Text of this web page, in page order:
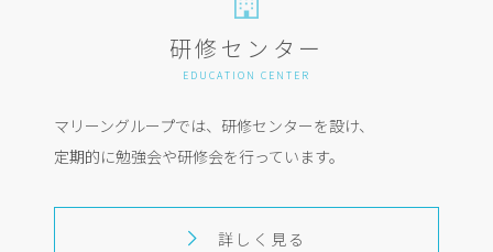
研修センター
EDUCATION CENTER
マリーングループでは、研修センターを設け、
定期的に勉強会や研修会を行っています。
詳しく見る